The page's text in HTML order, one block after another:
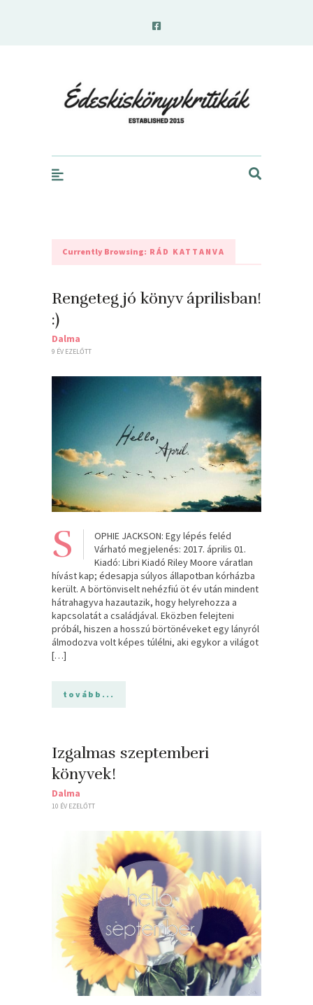
Currently Browsing: RÁD KATTANVA
Rengeteg jó könyv áprilisban!
:)
Dalma
9 ÉV EZELŐTT
S
OPHIE JACKSON: Egy lépés feléd
Várható megjelenés: 2017. április 01.
Kiadó: Libri Kiadó Riley Moore váratlan
hívást kap; édesapja súlyos állapotban kórházba
került. A börtönviselt nehézfiú öt év után mindent
hátrahagyva hazautazik, hogy helyrehozza a
kapcsolatát a családjával. Eközben felejteni
próbál, hiszen a hosszú börtönéveket egy lányról
álmodozva volt képes túlélni, aki egykor a világot
[…]
tovább...
Izgalmas szeptemberi
könyvek!
Dalma
10 ÉV EZELŐTT